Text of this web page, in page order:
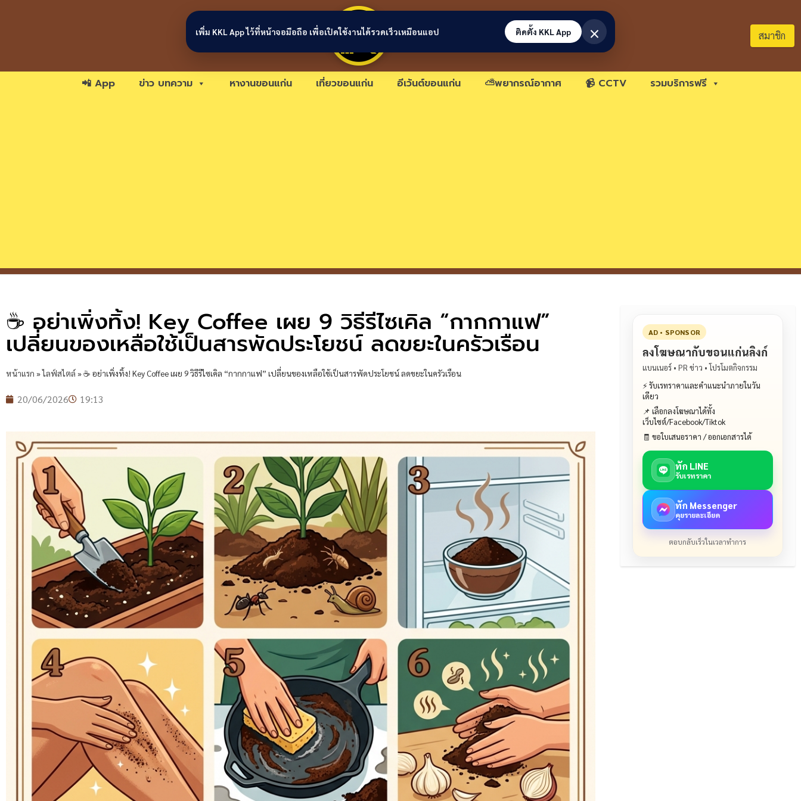
ขอนแก่นลิงก์ สมาชิก
📲 App ข่าว บทความ หางานขอนแก่น เที่ยวขอนแก่น อีเว้นต์ขอนแก่น ⛅พยากรณ์อากาศ 📹 CCTV รวมบริการฟรี
☕ อย่าเพิ่งทิ้ง! Key Coffee เผย 9 วิธีรีไซเคิล “กากกาแฟ”
เปลี่ยนของเหลือใช้เป็นสารพัดประโยชน์ ลดขยะในครัวเรือน
หน้าแรก »ไลฟ์สไตล์»☕ อย่าเพิ่งทิ้ง! Key Coffee เผย 9 วิธีรีไซเคิล “กากกาแฟ” เปลี่ยนของเหลือใช้เป็นสารพัดประโยชน์ ลดขยะในครัวเรือน
20/06/2026 19:13
AD • SPONSOR
ลงโฆษณากับขอนแก่นลิงก์
แบนเนอร์ • PR ข่าว • โปรโมตกิจกรรม
⚡ รับเรทราคาและคำแนะนำภายในวัน
เดียว
📌 เลือกลงโฆษณาได้ทั้ง
เว็บไซต์/Facebook/Tiktok
🧾 ขอใบเสนอราคา / ออกเอกสารได้
ทัก LINE
รับเรทราคา
ทัก Messenger
คุยรายละเอียด
ตอบกลับเร็วในเวลาทำการ
เพิ่ม KKL App ไว้ที่หน้าจอมือถือ เพื่อเปิดใช้งานได้รวดเร็วเหมือนแอป ติดตั้ง KKL App ×